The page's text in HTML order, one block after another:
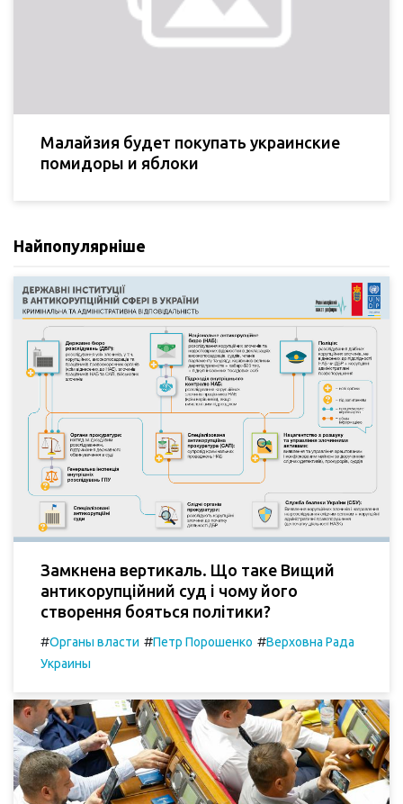
Малайзия будет покупать украинские
помидоры и яблоки
Найпопулярніше
Замкнена вертикаль. Що таке Вищий
антикорупційний суд і чому його
створення бояться політики?
#Органы власти #Петр Порошенко #Верховна Рада
Украины